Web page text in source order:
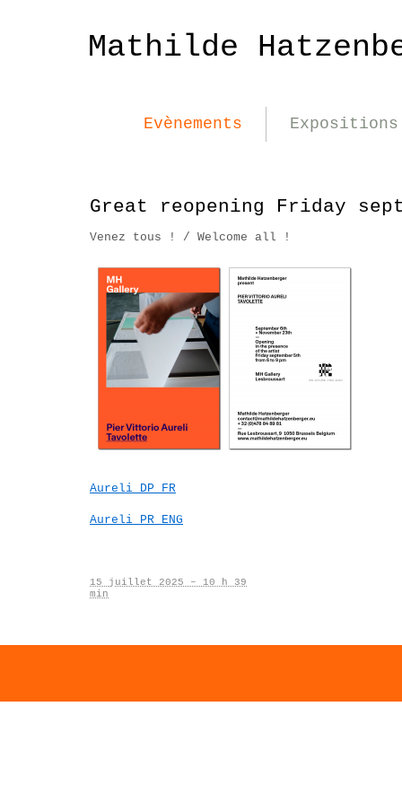
Mathilde
Evènements Expositions
Great reopening Friday
Venez tous ! / Welcome all !
Aureli DP FR
Aureli PR ENG
15 juillet 2025 – 10 h 39
min